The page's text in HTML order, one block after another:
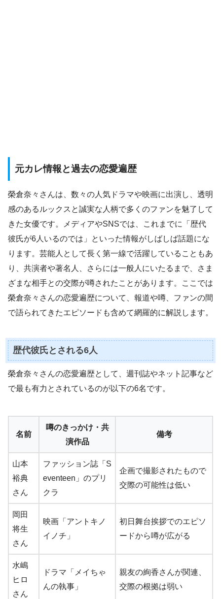
元カレ情報と過去の恋愛遍歴
榮倉奈々さんは、数々の人気ドラマや映画に出演し、透明
感のあるルックスと誠実な人柄で多くのファンを魅了して
きた女優です。メディアやSNSでは、これまでに「歴代
彼氏が6人いるのでは」といった情報がしばしば話題にな
ります。芸能人として長く第一線で活躍していることもあ
り、共演者や著名人、さらには一般人にいたるまで、さま
ざまな相手との交際が噂されたことがあります。ここでは
榮倉奈々さんの恋愛遍歴について、報道や噂、ファンの間
で語られてきたエピソードも含めて網羅的に解説します。
歴代彼氏とされる6人
榮倉奈々さんの恋愛遍歴として、週刊誌やネット記事など
で最も有力とされているのが以下の6名です。
名前
噂のきっかけ・共
演作品
備考
山本
裕典
さん
ファッション誌「S
eventeen」のプリ
クラ
企画で撮影されたもので
交際の可能性は低い
岡田
将生
さん
映画「アントキノ
イノチ」
初日舞台挨拶でのエピソ
ードから噂が広がる
水嶋
ヒロ
さん
ドラマ「メイちゃ
んの執事」
親友の絢香さんが関連、
交際の根拠は弱い